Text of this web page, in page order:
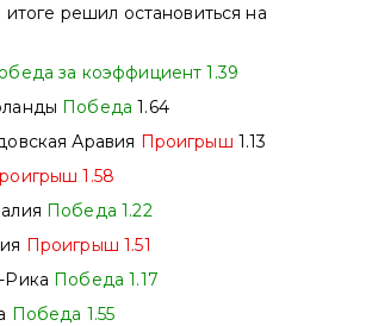
итоге решил остановиться на
за коэффициент 1.39
Победа1.64
Аравия Проигрыш 1.13
1.58
Победа 1.22
Проигрыш 1.51
Рика Победа 1.17
Победа 1.55